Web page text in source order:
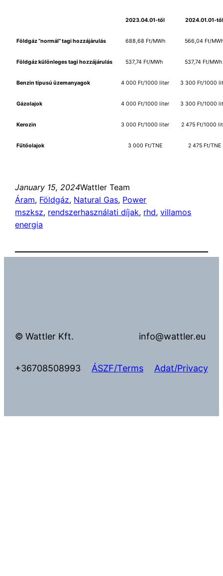
2023.04.01-től 2024.01.01-
Földgáz “normál” tagi hozzájárulás 688,68 Ft/MWh 566,04 Ft/
Földgáz különleges tagi hozzájárulás 537,74 Ft/MWh 537,74 Ft/MWh
Benzin típusú üzemanyagok 4 000 Ft/1000 liter 3 300 Ft/1000
Gázolajok 4 000 Ft/1000 liter 3 300 Ft/1000
Kerozin 3 000 Ft/1000 liter 2 475 Ft/1000
Fűtőolajok 3 000 Ft/TNE 2 475 Ft/TNE
January 15, 2024Wattler Team
Áram, Földgáz, Natural Gas, Power
mszksz, rendszerhasználati díjak, rhd, villamos
energia
© Wattler Kft. info@wattler.eu
+36708508993 ÁSZF/Terms Adat/Privacy